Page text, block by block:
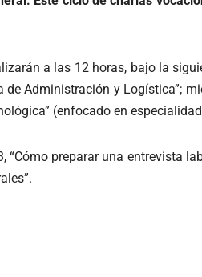
a las 12 horas, bajo la
Administración y Logística”;
(enfocado en
“Cómo preparar una entrevista